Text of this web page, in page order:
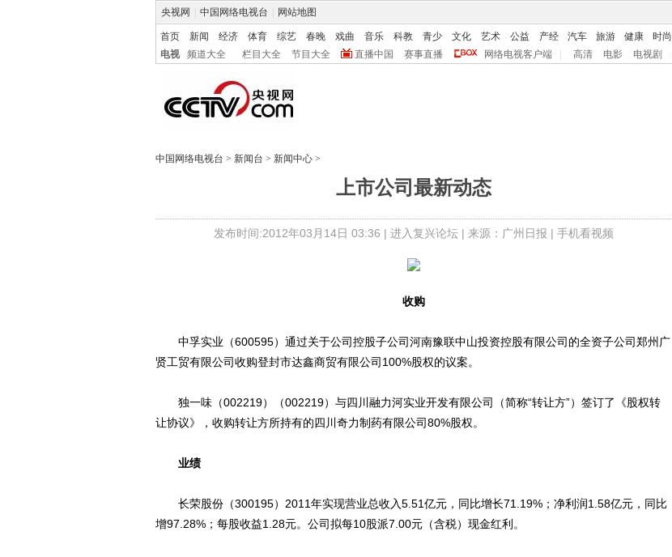
央视网 中国网络电视台 网站地图
首页 新闻 经济 体育 综艺 春晚 戏曲 音乐 科教 青少 文化 艺术 公益 产经 汽车 旅游 健康 时尚
电视
频道大全 栏目大全 节目大全 直播中国 赛事直播 网络电视客户端 高清 电影 电视剧
中国网络电视台 > 新闻台 > 新闻中心 >
上市公司最新动态
发布时间:2012年03月14日 03:36 | 进入复兴论坛| 来源：广州日报 | 手机看视频
收购
中孚实业（600595）通过关于公司控股子公司河南豫联中山投资控股有限公司的全资子公司郑州广
贤工贸有限公司收购登封市达鑫商贸有限公司100%股权的议案。
独一味（002219）（002219）与四川融力河实业开发有限公司（简称“转让方”）签订了《股权转
让协议》，收购转让方所持有的四川奇力制药有限公司80%股权。
业绩
长荣股份（300195）2011年实现营业总收入5.51亿元，同比增长71.19%；净利润1.58亿元，同比
增97.28%；每股收益1.28元。公司拟每10股派7.00元（含税）现金红利。